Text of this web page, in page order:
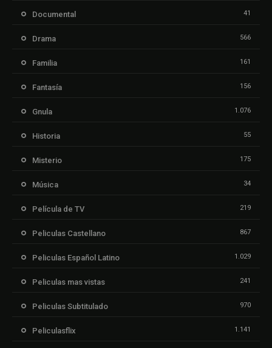
Documental 41
Drama 566
Familia 161
Fantasía 156
Gnula 1.076
Historia 55
Misterio 175
Música 34
Película de TV 219
Peliculas Castellano 867
Peliculas Español Latino 1.029
Peliculas mas vistas 241
Peliculas Subtitulado 970
Peliculasflix 1.141